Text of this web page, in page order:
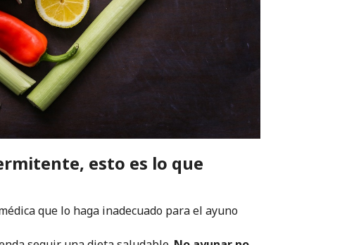
esto es lo que
que lo haga inadecuado para el ayuno